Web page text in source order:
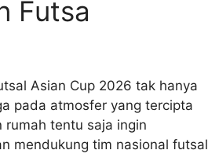
Futsa
Asian Cup 2026 tak hanya
pada atmosfer yang tercipta
tentu saja ingin
mendukung tim nasional futsal